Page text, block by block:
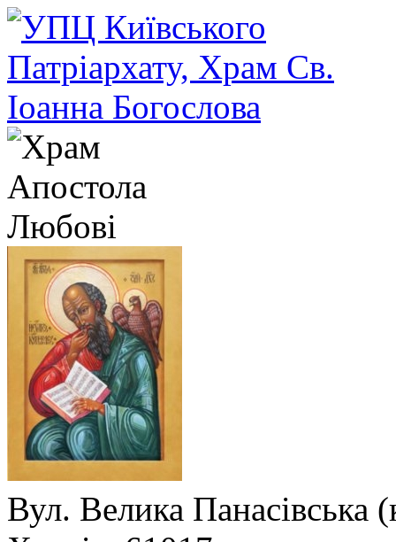
Вул. Велика Панасівська